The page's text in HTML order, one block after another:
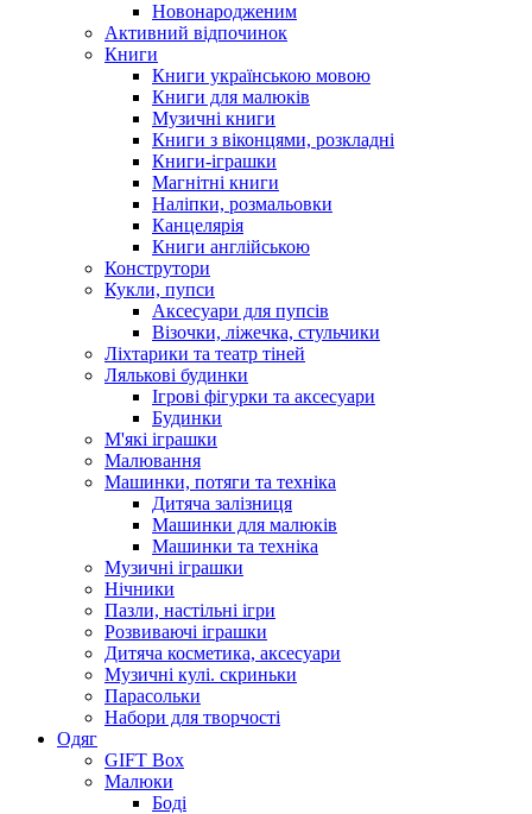
Новонародженим
Активний відпочинок
Книги
Книги українською мовою
Книги для малюків
Музичні книги
Книги з віконцями, розкладні
Книги-іграшки
Магнітні книги
Наліпки, розмальовки
Канцелярія
Книги англійською
Конструтори
Кукли, пупси
Аксесуари для пупсів
Візочки, ліжечка, стульчики
Ліхтарики та театр тіней
Лялькові будинки
Ігрові фігурки та аксесуари
Будинки
М'які іграшки
Малювання
Машинки, потяги та техніка
Дитяча залізниця
Машинки для малюків
Машинки та техніка
Музичні іграшки
Нічники
Пазли, настільні ігри
Розвиваючі іграшки
Дитяча косметика, аксесуари
Музичні кулі. скриньки
Парасольки
Набори для творчості
Одяг
GIFT Box
Малюки
Боді